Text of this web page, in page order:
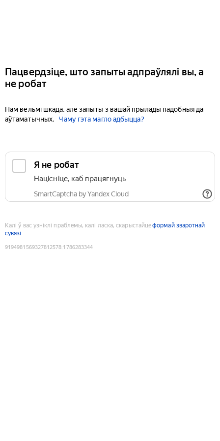
Пацвердзіце, што запыты адпраўлялі вы, а
не робат
Нам вельмі шкада, але запыты з вашай прылады падобныя да
аўтаматычных.
Чаму гэта магло адбыцца?
Я не робат
Націсніце, каб працягнуць
SmartCaptcha by Yandex Cloud
Калі ў вас узніклі праблемы, калі ласка, скарыстайцеформай зваротнай
сувязі
9194981569327812578:1786283344